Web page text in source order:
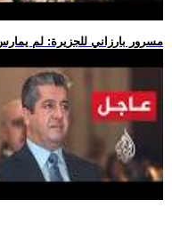
.. مسرور بارزاني للجزيرة: لم